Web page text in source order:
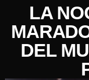
LA
DEL